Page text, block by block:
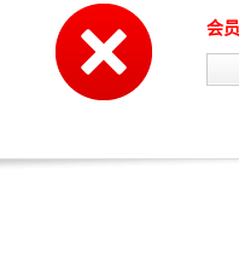
会